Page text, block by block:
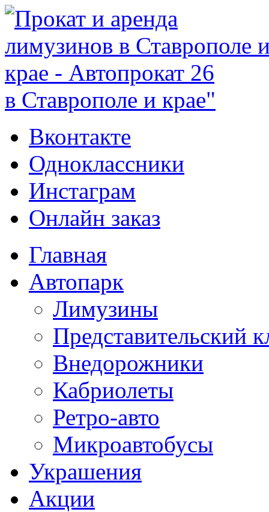
в Ставрополе и крае"
Вконтакте
Одноклассники
Инстаграм
Онлайн заказ
Главная
Автопарк
Лимузины
Представительский
Внедорожники
Кабриолеты
Ретро-авто
Микроавтобусы
Украшения
Акции